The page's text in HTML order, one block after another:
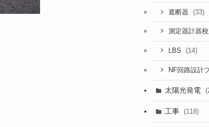
遮断器 (33)
測定器計器校
LBS (14)
NF回路設計
太陽光発電
工事 (118)